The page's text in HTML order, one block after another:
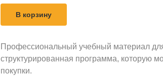
В корзину
Профессиональный учебный материал
структурированная программа, которую
покупки.